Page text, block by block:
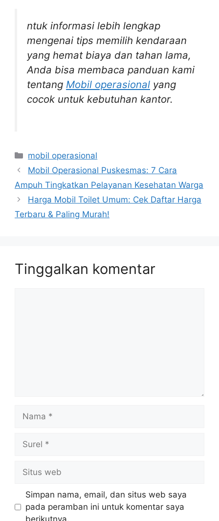
ntuk informasi lebih lengkap
mengenai tips memilih kendaraan
yang hemat biaya dan tahan lama,
Anda bisa membaca panduan kami
tentang Mobil operasional yang
cocok untuk kebutuhan kantor.
Kategori
mobil operasional
Mobil Operasional Puskesmas: 7 Cara
Ampuh Tingkatkan Pelayanan Kesehatan Warga
Harga Mobil Toilet Umum: Cek Daftar Harga
Terbaru & Paling Murah!
Tinggalkan komentar
web
Simpan nama, email, dan situs web saya
pada peramban ini untuk komentar saya
berikutnya.